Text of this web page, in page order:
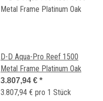
D-D Aqua-Pro Reef 1500
Metal Frame Platinum Oak
3.807,94 € *
3.807,94 € pro 1 Stück